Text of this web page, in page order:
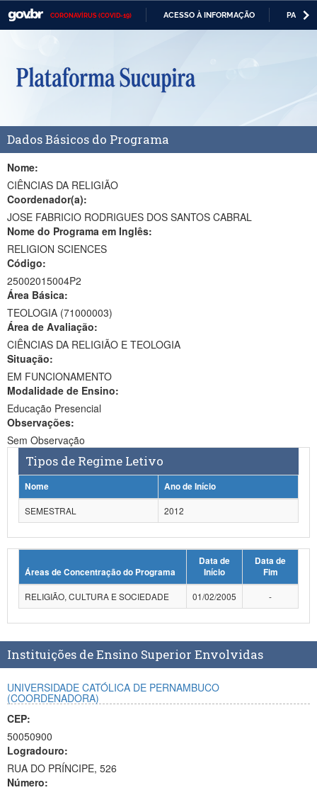
CORONAVÍRUS (COVID-19) ACESSO À INFORMAÇÃO
Casa Civil
Ministério da Defesa
Ministério da Economia
Ministério da Infraestrutura
Ministério da Educação
Ministério da Cidadania
Ministério da Saúde
Ministério da Ciência, Tecnologia, Inovações e Comunicações
Ministério do Meio Ambiente
Ministério do Turismo
Ministério do Desenvolvimento Regional
Controladoria-Geral da União
Ministério da Mulher, da Família e dos Direitos Humanos
Dados Básicos do Programa
Nome:
CIÊNCIAS DA RELIGIÃO
Coordenador(a):
JOSE FABRICIO RODRIGUES DOS SANTOS CABRAL
Nome do Programa em Inglês:
RELIGION SCIENCES
Código:
25002015004P2
Área Básica:
TEOLOGIA (71000003)
Área de Avaliação:
CIÊNCIAS DA RELIGIÃO E TEOLOGIA
Situação:
EM FUNCIONAMENTO
Modalidade de Ensino:
Educação Presencial
Observações:
Sem Observação
Tipos de Regime Letivo
Nome
Ano de Início
SEMESTRAL
2012
Áreas de Concentração do Programa
Data de
Início
Data de
Fim
RELIGIÃO, CULTURA E SOCIEDADE
01/02/2005 -
Instituições de Ensino Superior Envolvidas
UNIVERSIDADE CATÓLICA DE PERNAMBUCO
(COORDENADORA)
CEP:
50050900
Logradouro:
RUA DO PRÍNCIPE, 526
Número: